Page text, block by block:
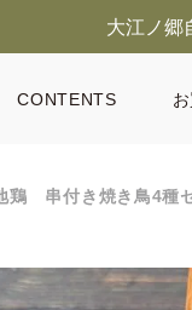
大江ノ郷
CONTENTS
鶏 串付き焼き鳥4種